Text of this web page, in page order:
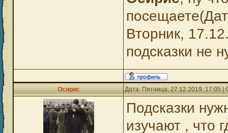
Вторник,
подсказки не
Осирис Дата: Пятница, 27.12.2019, 17:05
Подсказки
изучают , что